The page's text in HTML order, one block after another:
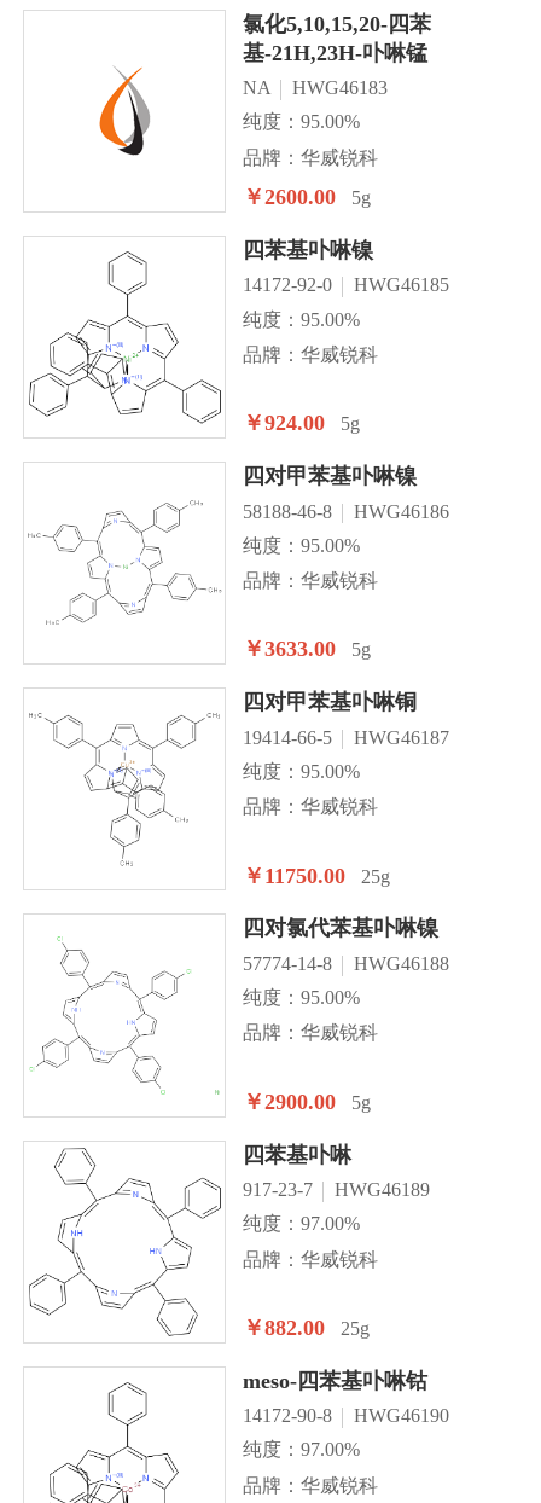
氯化5,10,15,20-四苯
基-21H,23H-卟啉锰
NA
HWG46183
纯度：95.00%
品牌：华威锐科
￥2600.00 5g
四苯基卟啉镍
14172-92-0
HWG46185
纯度：95.00%
品牌：华威锐科
￥924.00 5g
四对甲苯基卟啉镍
58188-46-8
HWG46186
纯度：95.00%
品牌：华威锐科
￥3633.00 5g
四对甲苯基卟啉铜
19414-66-5
HWG46187
纯度：95.00%
品牌：华威锐科
￥11750.00 25g
四对氯代苯基卟啉镍
57774-14-8
HWG46188
纯度：95.00%
品牌：华威锐科
￥2900.00 5g
四苯基卟啉
917-23-7
HWG46189
纯度：97.00%
品牌：华威锐科
￥882.00 25g
meso-四苯基卟啉钴
14172-90-8
HWG46190
纯度：97.00%
品牌：华威锐科